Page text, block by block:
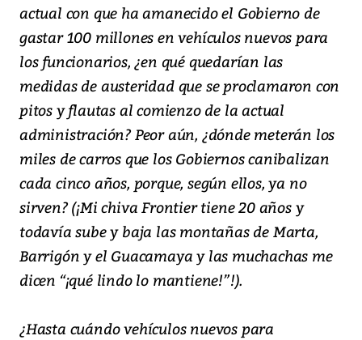
actual con que ha amanecido el Gobierno de
gastar 100 millones en vehículos nuevos para
los funcionarios, ¿en qué quedarían las
medidas de austeridad que se proclamaron con
pitos y flautas al comienzo de la actual
administración? Peor aún, ¿dónde meterán los
miles de carros que los Gobiernos canibalizan
cada cinco años, porque, según ellos, ya no
sirven? (¡Mi chiva Frontier tiene 20 años y
todavía sube y baja las montañas de Marta,
Barrigón y el Guacamaya y las muchachas me
dicen “¡qué lindo lo mantiene!”!).
¿Hasta cuándo vehículos nuevos para